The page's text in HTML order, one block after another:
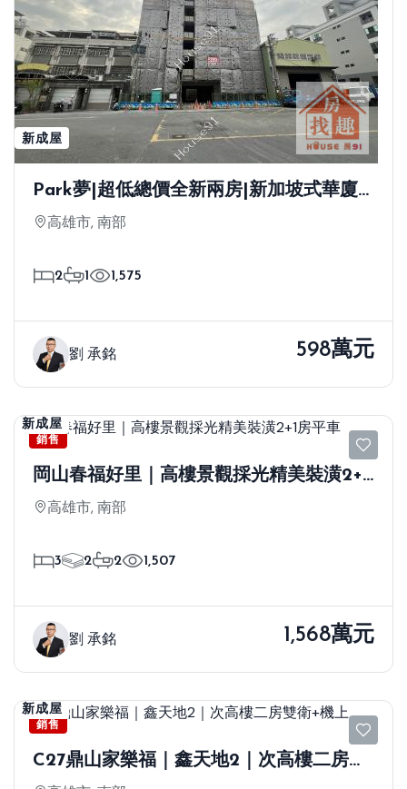
新成屋
Park夢|超低總價全新兩房|新加坡式華廈
好停車
高雄市, 南部
2 1 1,575
劉 承銘 598萬元
銷售
新成屋
岡山春福好里｜高樓景觀採光精美裝潢2+1
房平車
高雄市, 南部
3 2 2 1,507
劉 承銘 1,568萬元
銷售
新成屋
C27鼎山家樂福｜鑫天地2｜次高樓二房雙